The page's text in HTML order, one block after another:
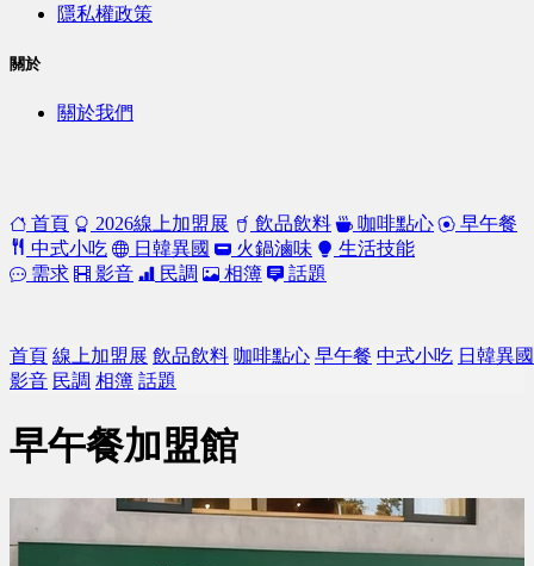
隱私權政策
關於
關於我們
首頁 2026線上加盟展 飲品飲料 咖啡點心
早午餐
中式小吃
日韓異國 火鍋滷味
生活技能
需求
影音 民調 相簿 話題
首頁 線上加盟展 飲品飲料 咖啡點心 早午餐 中式小吃 日韓異國
影音 民調 相簿 話題
早午餐加盟館